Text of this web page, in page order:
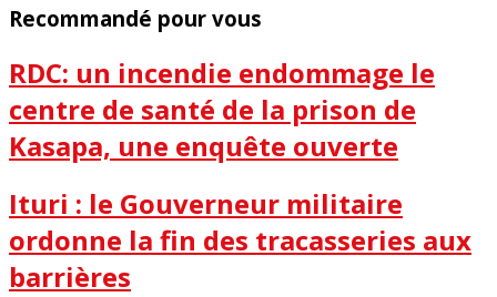
Recommandé pour vous
RDC: un incendie endommage le
centre de santé de la prison de
Kasapa, une enquête ouverte
Ituri : le Gouverneur militaire
ordonne la fin des tracasseries aux
barrières